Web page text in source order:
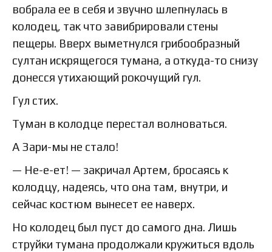
вобрала ее в себя и звучно шлепнулась в
колодец, так что завибрировали стены
пещеры. Вверх выметнулся грибообразный
султан искрящегося тумана, а откуда-то снизу
донесся утихающий рокочущий гул.
Гул стих.
Туман в колодце перестал волноваться.
А Зари-мы не стало!
— Не-е-ет! — закричал Артем, бросаясь к
колодцу, надеясь, что она там, внутри, и
сейчас костюм вынесет ее наверх.
Но колодец был пуст до самого дна. Лишь
струйки тумана продолжали кружиться вдоль